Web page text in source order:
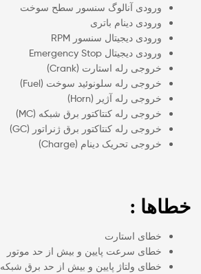
ورودی آنالوگ سنسور سطح سوخت
ورودی دینام باتری
ورودی دیجیتال سنسور RPM
ورودی دیجیتال Emergency Stop
خروجی رله استارت (Crank)
خروجی رله سلونوئید سوخت (Fuel)
خروجی رله آژیر (Horn)
خروجی رله کنتاکتور برق شبکه (MC)
خروجی رله کنتاکتور برق ژنراتور (GC)
خروجی تحریک دینام (Charge)
خطاها :
خطای استارت
خطای سرعت پایین و بیش از حد موتور
خطای ولتاژ پایین و بیش از حد برق شبکه